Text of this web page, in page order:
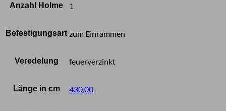
Anzahl Holme 1
Befestigungsart zum Einrammen
Veredelung feuerverzinkt
Länge in cm 430,00